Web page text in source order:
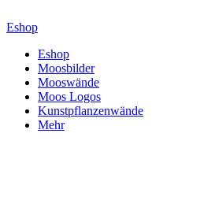
Inhalt
Eshop
Eshop
Moosbilder
Mooswände
Moos Logos
Kunstpflanzenwände
Mehr